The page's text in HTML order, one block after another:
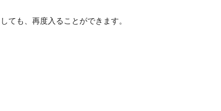
ても、再度入ることができます。